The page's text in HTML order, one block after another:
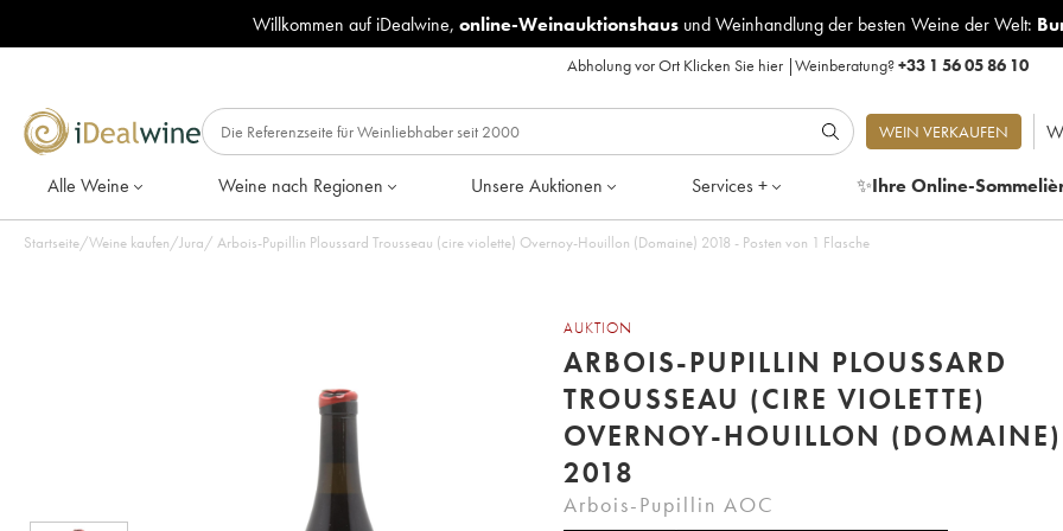
Willkommen auf iDealwine, online-Weinauktionshausund Weinhandlung der besten Weine der Welt:
Abholung vor Ort Klicken Sie hier|Weinberatung?+33 1 56 05 86 10
WEIN VERKAUFEN
Alle Weine Weine nach Regionen Unsere Auktionen Services + ✨Ihre Online-
Startseite/Weine kaufen/Jura/ Arbois-Pupillin Ploussard Trousseau (cire violette) Overnoy-Houillon (Domaine) 2018 - Posten von 1 Flasche
AUKTION
ARBOIS-PUPILLIN PLOUSSARD
TROUSSEAU (CIRE VIOLETTE)
OVERNOY-HOUILLON (DOMAINE)
2018
Arbois-Pupillin AOC